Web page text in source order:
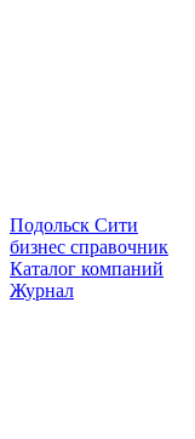
Подольск Сити
бизнес справочник
Каталог компаний
Журнал